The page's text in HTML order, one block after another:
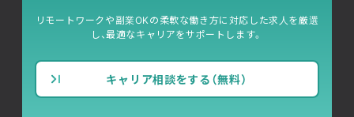
リモートワークや副業OKの柔軟な働き方に対応した求人を厳選
し、最適なキャリアをサポートします。
キャリア相談をする（無料）